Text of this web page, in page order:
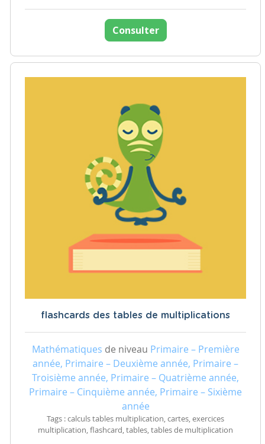
Consulter
flashcards des tables de multiplications
Mathématiques de niveau Primaire – Première
année, Primaire – Deuxième année, Primaire –
Troisième année, Primaire – Quatrième année,
Primaire – Cinquième année, Primaire – Sixième
année
Tags : calculs tables multiplication, cartes, exercices
multiplication, flashcard, tables, tables de multiplication